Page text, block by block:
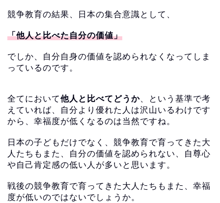
競争教育の結果、日本の集合意識として、
「他人と比べた自分の価値」
でしか、
自分自身の価値を認められなくなってしま
っているのです。
全てにおいて他人と比べてどうか、という基準で考
えていれば、
自分より優れた人は沢山いるわけです
から、 幸福度が低くなるのは当然ですね。
日本の子どもだけでなく、競争教育で育ってきた大
人たちもまた、
自分の価値を認められない、
自尊心
や自己肯定感の低い人が多いと思います。
戦後の競争教育で育ってきた大人たちもまた、 幸福
度が低いのではないでしょうか。